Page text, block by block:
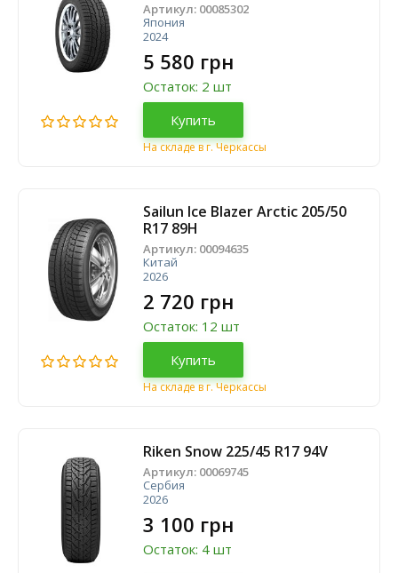
Артикул: 00085302
Япония
2024
5 580 грн
Остаток: 2 шт
Купить
На складе в г. Черкассы
Sailun Ice Blazer Arctic 205/50
R17 89H
Артикул: 00094635
Китай
2026
2 720 грн
Остаток: 12 шт
Купить
На складе в г. Черкассы
Riken Snow 225/45 R17 94V
Артикул: 00069745
Сербия
2026
3 100 грн
Остаток: 4 шт